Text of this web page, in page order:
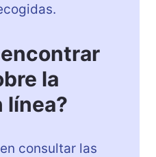
la
línea?
consultar las